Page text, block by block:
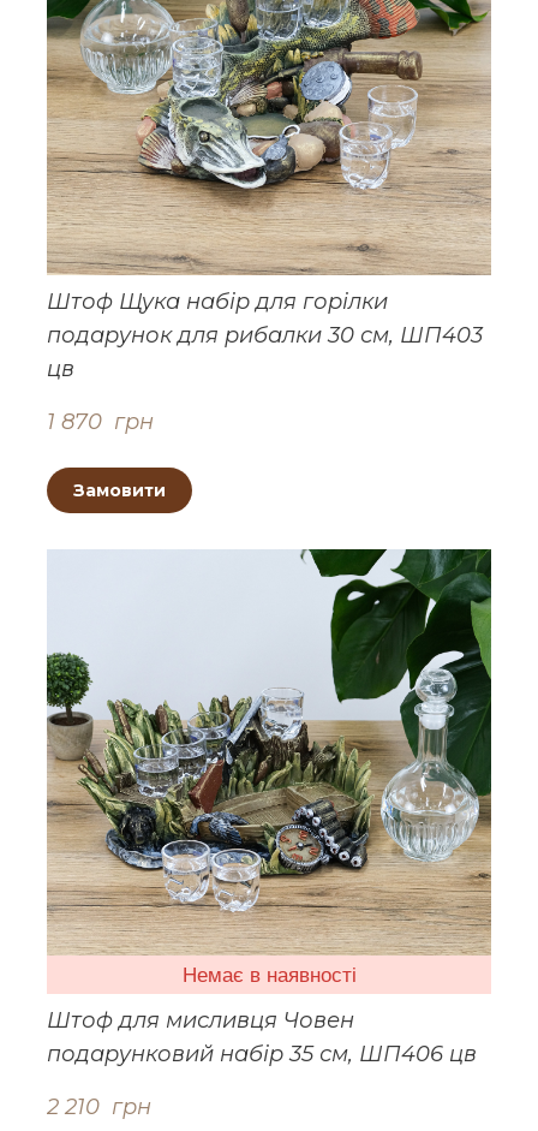
Штоф Щука набір для горілки
подарунок для рибалки 30 см, ШП403
цв
1 870  грн
Замовити
Немає в наявності
Штоф для мисливця Човен
подарунковий набір 35 см, ШП406 цв
2 210  грн